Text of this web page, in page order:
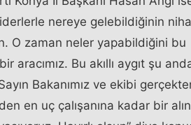
nereye gelebildiğinin
O zaman neler yapabildiğini bu
Bu akıllı aygıt şu
Bakanımız ve ekibi
en uç çalışanına kadar bir